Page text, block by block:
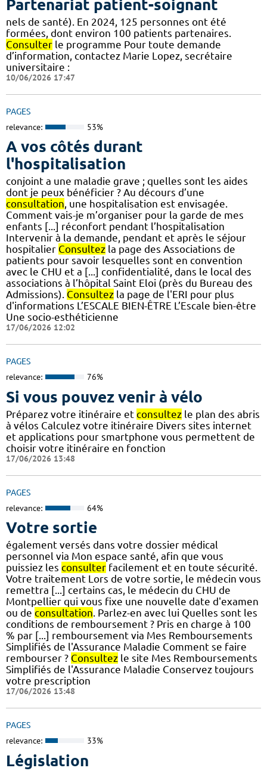
Partenariat patient-soignant
nels de santé). En 2024, 125 personnes ont été
formées, dont environ 100 patients partenaires.
Consulter le programme Pour toute demande
d’information, contactez Marie Lopez, secrétaire
universitaire :
10/06/2026 17:47
PAGES
relevance: 53%
A vos côtés durant
l'hospitalisation
conjoint a une maladie grave ; quelles sont les aides
dont je peux bénéficier ? Au décours d’une
consultation, une hospitalisation est envisagée.
Comment vais-je m’organiser pour la garde de mes
enfants [...] réconfort pendant l’hospitalisation
Intervenir à la demande, pendant et après le séjour
hospitalier Consultez la page des Associations de
patients pour savoir lesquelles sont en convention
avec le CHU et a [...] confidentialité, dans le local des
associations à l’hôpital Saint Eloi (près du Bureau des
Admissions). Consultez la page de l'ERI pour plus
d'informations L’ESCALE BIEN-ÊTRE L’Escale bien-être
Une socio-esthéticienne
17/06/2026 12:02
PAGES
relevance: 76%
Si vous pouvez venir à vélo
Préparez votre itinéraire et consultez le plan des abris
à vélos Calculez votre itinéraire Divers sites internet
et applications pour smartphone vous permettent de
choisir votre itinéraire en fonction
17/06/2026 13:48
PAGES
relevance: 64%
Votre sortie
également versés dans votre dossier médical
personnel via Mon espace santé, afin que vous
puissiez les consulter facilement et en toute sécurité.
Votre traitement Lors de votre sortie, le médecin vous
remettra [...] certains cas, le médecin du CHU de
Montpellier qui vous fixe une nouvelle date d'examen
ou de consultation. Parlez-en avec lui Quelles sont les
conditions de remboursement ? Pris en charge à 100
% par [...] remboursement via Mes Remboursements
Simplifiés de l'Assurance Maladie Comment se faire
rembourser ? Consultez le site Mes Remboursements
Simplifiés de l'Assurance Maladie Conservez toujours
votre prescription
17/06/2026 13:48
PAGES
relevance: 33%
Législation